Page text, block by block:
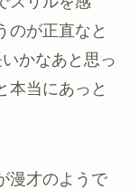
のが正直なと
かなあと思っ
本当にあっと
漫才のようで